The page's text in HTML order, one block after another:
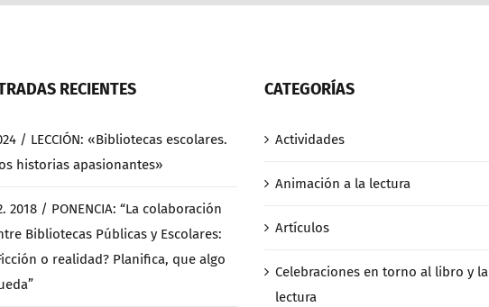
RECIENTES
/ LECCIÓN: «Bibliotecas escolares.
historias apasionantes»
2018 / PONENCIA: “La colaboración
Bibliotecas Públicas y Escolares:
o realidad? Planifica, que algo
CATEGORÍAS
Actividades
Animación a la lectura
Artículos
Celebraciones en torno al libro y la
lectura